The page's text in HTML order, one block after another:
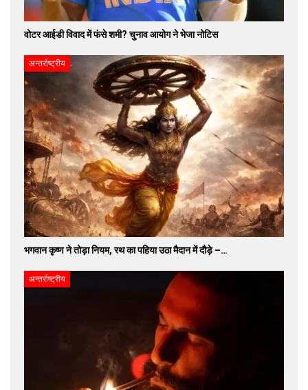
वोटर आईडी विवाद में फंसे शमी? चुनाव आयोग ने भेजा नोटिस
अन्तर्राष्ट्रीय
भगवान कृष्ण ने तोड़ा नियम, रथ का पहिया उठा मैदान में दौड़े –…
अन्तर्राष्ट्रीय